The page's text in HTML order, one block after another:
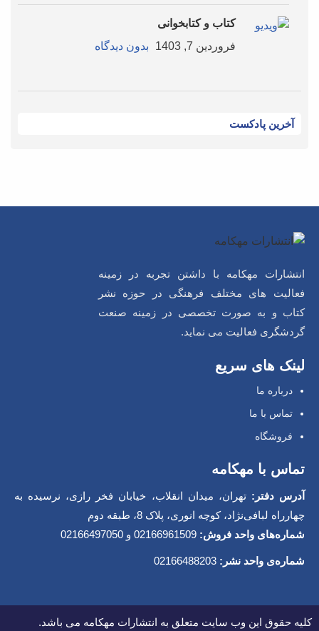
کتاب و کتابخوانی
فروردین 7, 1403
بدون دیدگاه
آخرین پادکست
انتشارات مهکامه با داشتن تجربه در زمینه
فعالیت های مختلف فرهنگی در حوزه نشر
کتاب و به صورت تخصصی در زمینه صنعت
گردشگری فعالیت می نماید.
لینک های سریع
درباره ما
تماس با ما
فروشگاه
تماس با مهکامه
آدرس دفتر: تهران، میدان انقلاب، خیابان فخر رازی، نرسیده به
چهارراه لبافی‌نژاد، کوچه انوری، پلاک 8، طبقه دوم
شماره‌های واحد فروش:02166961509 و 02166497050
شماره‌‌ی واحد نشر: 02166488203
کلیه حقوق این وب سایت متعلق به انتشارات مهکامه می باشد.